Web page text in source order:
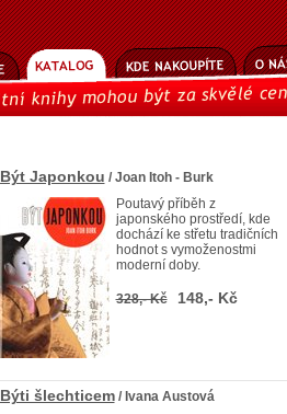
Být Japonkou / Joan Itoh - Burk
Poutavý příběh z
japonského prostředí, kde
dochází ke střetu tradičních
hodnot s vymoženostmi
moderní doby.
328,- Kč 148,- Kč
Býti šlechticem/ Ivana Austová